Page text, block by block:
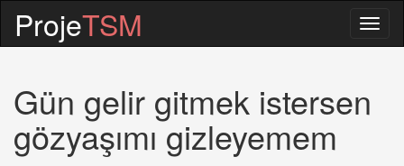
ProjeTSM
Gün gelir gitmek istersen
gözyaşımı gizleyemem